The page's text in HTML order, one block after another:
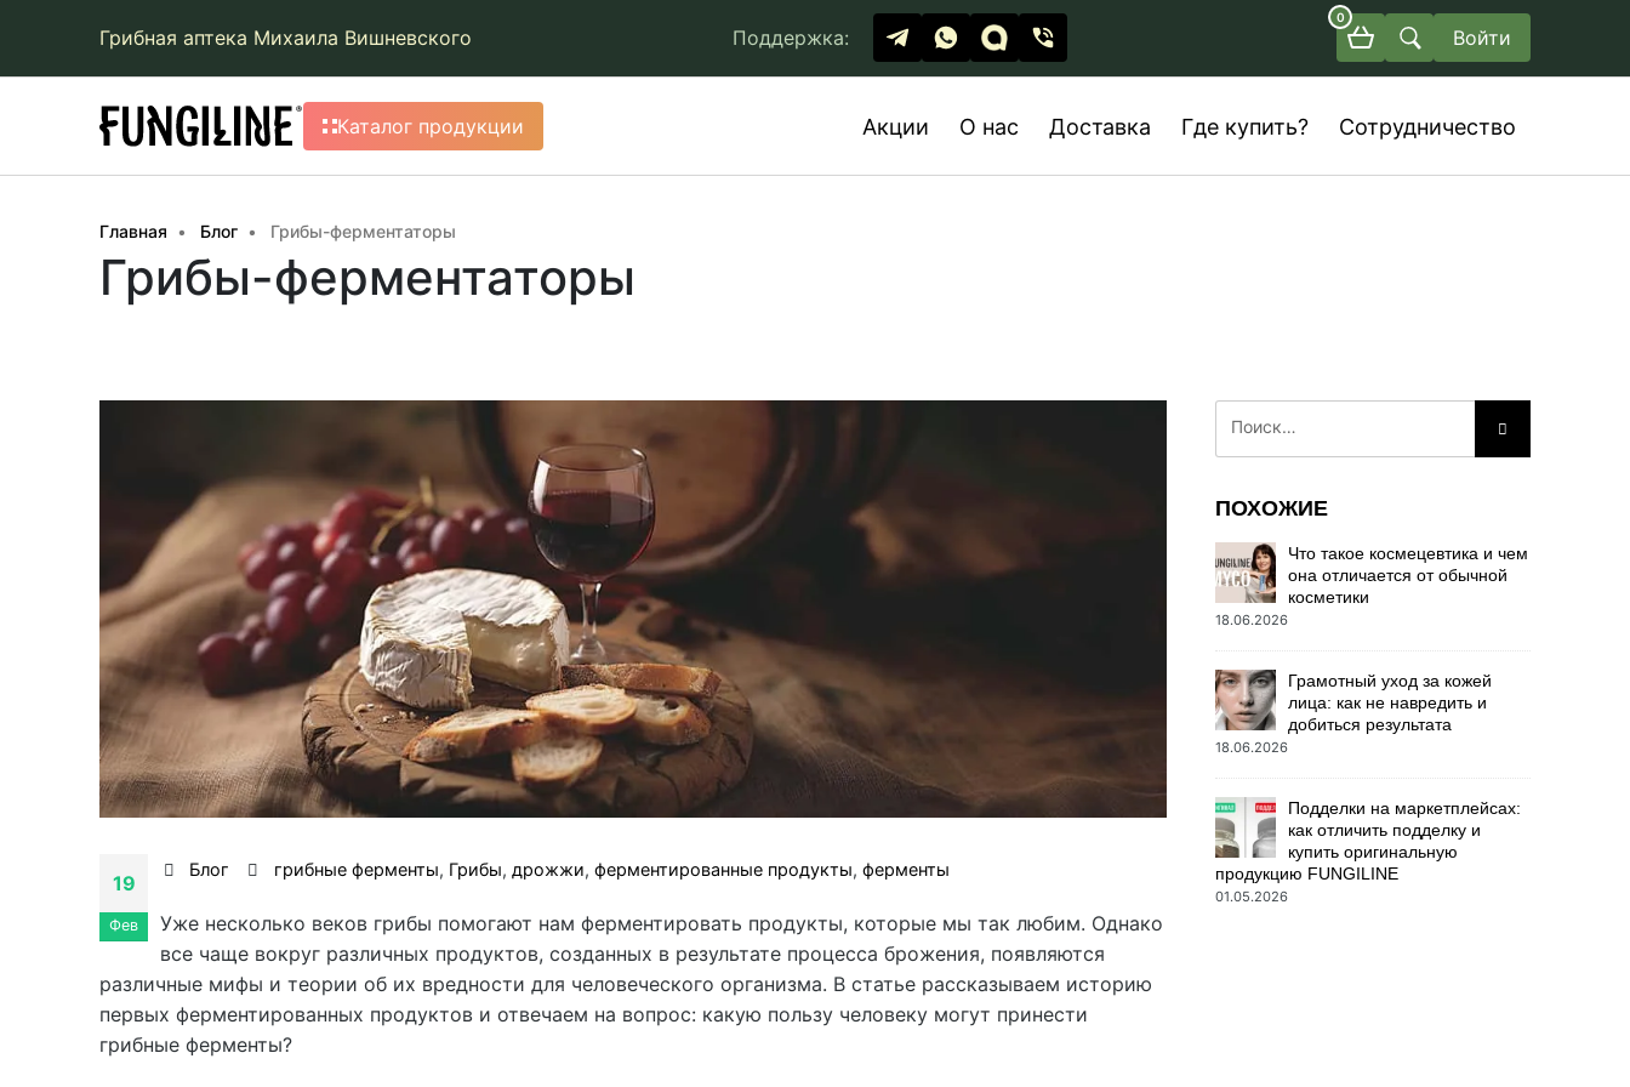
Грибная аптека Михаила Вишневского Поддержка:
0
Войти
Каталог продукции Акции О нас Доставка Где купить? Сотрудничество
Главная Блог Грибы-ферментаторы
Грибы-ферментаторы
19
Фев
Блог грибные ферменты, Грибы, дрожжи, ферментированные продукты, ферменты
Уже несколько веков грибы помогают нам ферментировать продукты, которые мы так любим. Однако
все чаще вокруг различных продуктов, созданных в результате процесса брожения, появляются
различные мифы и теории об их вредности для человеческого организма. В статье рассказываем историю
первых ферментированных продуктов и отвечаем на вопрос: какую пользу человеку могут принести
грибные ферменты?
ПОХОЖИЕ
Что такое космецевтика и чем
она отличается от обычной
косметики
18.06.2026
Грамотный уход за кожей
лица: как не навредить и
добиться результата
18.06.2026
Подделки на маркетплейсах:
как отличить подделку и
купить оригинальную
продукцию FUNGILINE
01.05.2026